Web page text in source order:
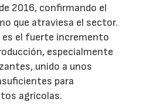
2016, confirmando el
que atraviesa el sector.
es el fuerte incremento
especialmente
unido a unos
para
agrícolas.